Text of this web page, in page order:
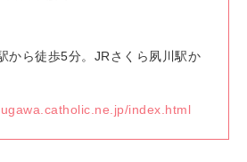
から徒歩5分。JRさくら夙川駅か
index.html